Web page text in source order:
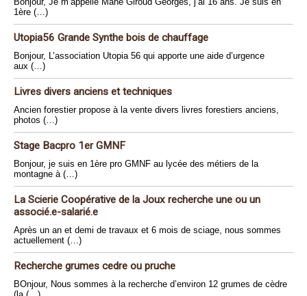
1ère (…)
Utopia56 Grande Synthe bois de chauffage
Bonjour, L’association Utopia 56 qui apporte une aide d’urgence
aux (…)
Livres divers anciens et techniques
Ancien forestier propose à la vente divers livres forestiers anciens,
photos (…)
Stage Bacpro 1er GMNF
Bonjour, je suis en 1ère pro GMNF au lycée des métiers de la
montagne à (…)
La Scierie Coopérative de la Joux recherche une ou un
associé.e-salarié.e
Après un an et demi de travaux et 6 mois de sciage, nous sommes
actuellement (…)
Recherche grumes cedre ou pruche
BOnjour, Nous sommes à la recherche d’environ 12 grumes de cèdre